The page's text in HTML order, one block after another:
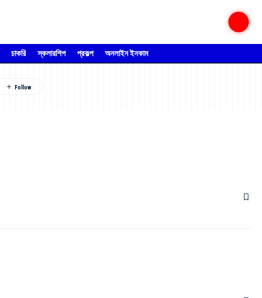
চাকরি স্কলারশিপ প্রকল্প অনলাইন ইনকাম